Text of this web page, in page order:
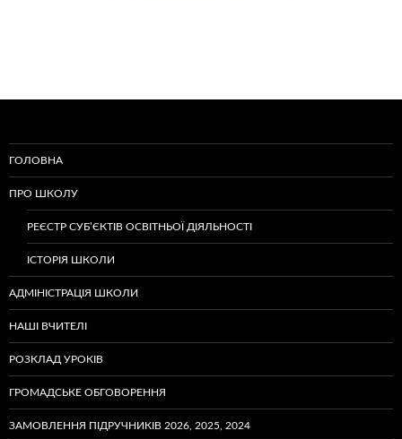
ГОЛОВНА
ПРО ШКОЛУ
РЕЄСТР СУБ’ЄКТІВ ОСВІТНЬОЇ ДІЯЛЬНОСТІ
ІСТОРІЯ ШКОЛИ
АДМІНІСТРАЦІЯ ШКОЛИ
НАШІ ВЧИТЕЛІ
РОЗКЛАД УРОКІВ
ГРОМАДСЬКЕ ОБГОВОРЕННЯ
ЗАМОВЛЕННЯ ПІДРУЧНИКІВ 2026, 2025, 2024